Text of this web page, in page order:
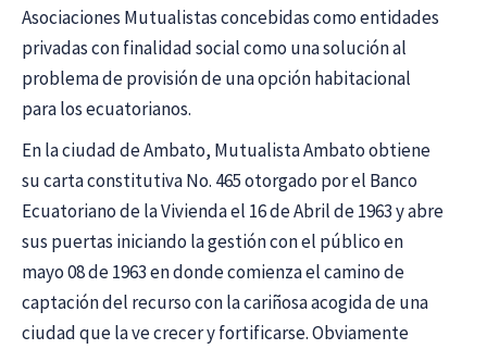
Asociaciones Mutualistas concebidas como entidades
privadas con finalidad social como una solución al
problema de provisión de una opción habitacional
para los ecuatorianos.
En la ciudad de Ambato, Mutualista Ambato obtiene
su carta constitutiva No. 465 otorgado por el Banco
Ecuatoriano de la Vivienda el 16 de Abril de 1963 y abre
sus puertas iniciando la gestión con el público en
mayo 08 de 1963 en donde comienza el camino de
captación del recurso con la cariñosa acogida de una
ciudad que la ve crecer y fortificarse. Obviamente